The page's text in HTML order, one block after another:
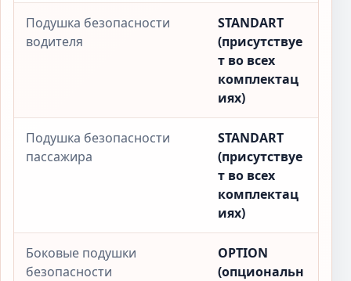
Подушка безопасности
водителя
STANDART
(присутствуе
т во всех
комплектац
иях)
Подушка безопасности
пассажира
STANDART
(присутствуе
т во всех
комплектац
иях)
Боковые подушки
безопасности
OPTION
(опциональн